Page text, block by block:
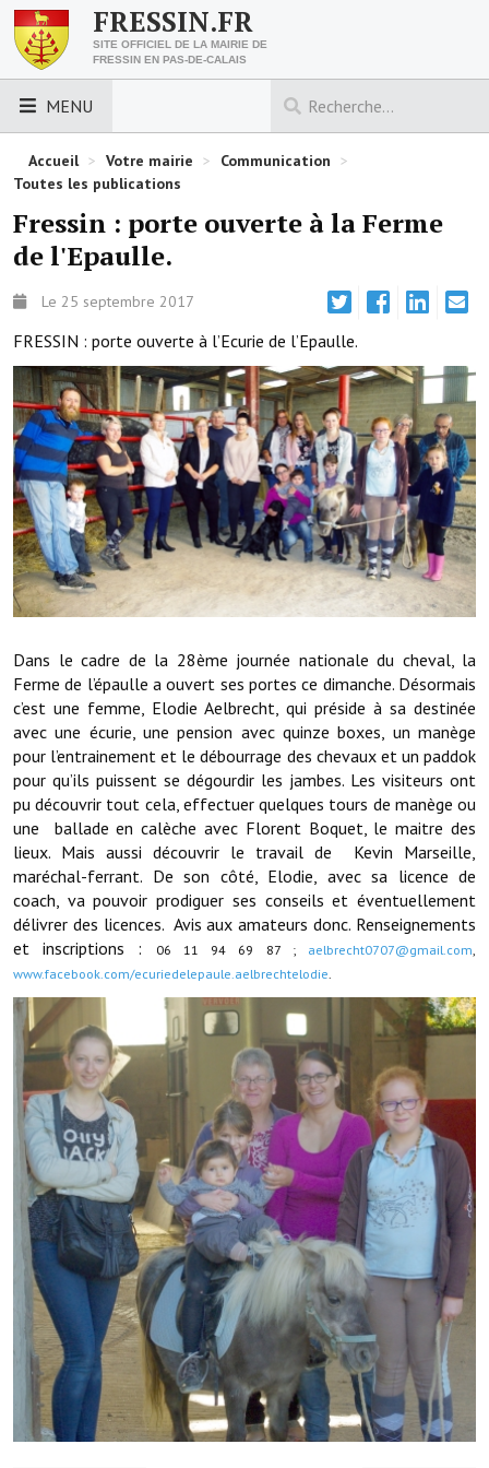
FRESSIN.FR
SITE OFFICIEL DE LA MAIRIE DE
FRESSIN EN PAS-DE-CALAIS
MENU
LES ESSENTIELS
Découvrez Fressin
Venir à Fressin
Urbanisme
Nous contacter
Horaires de la mairie
Les foulées fressinoises
ACCÈS RAPIDE
Démarches administratives
Projets et travaux en cours
Fêtes et manifestations
Numéros d'urgence
Terrains et maisons à vendre
VOTRE MAIRIE
Elus et agents
L'équipe municipale
Le personnel municipal
Les moyens financiers
Rapport d'orientation budgétaire
Actions et projets
Projets et travaux en cours
Procès verbaux des conseils municipaux
Communication
Le bulletin municipal : Fressinfo & Le Fressinois
Toutes les publications
Le village dans l'intercommunalité
Communauté de communes
Autres groupements
Accueil > Votre mairie > Communication >
Toutes les publications
Fressin : porte ouverte à la Ferme
de l'Epaulle.
Le 25 septembre 2017
FRESSIN : porte ouverte à l’Ecurie de l’Epaulle.
Dans le cadre de la 28ème journée nationale du cheval, la
Ferme de l’épaulle a ouvert ses portes ce dimanche. Désormais
c’est une femme, Elodie Aelbrecht, qui préside à sa destinée
avec une écurie, une pension avec quinze boxes, un manège
pour l’entrainement et le débourrage des chevaux et un paddok
pour qu’ils puissent se dégourdir les jambes. Les visiteurs ont
pu découvrir tout cela, effectuer quelques tours de manège ou
une ballade en calèche avec Florent Boquet, le maitre des
lieux. Mais aussi découvrir le travail de Kevin Marseille,
maréchal-ferrant. De son côté, Elodie, avec sa licence de
coach, va pouvoir prodiguer ses conseils et éventuellement
délivrer des licences. Avis aux amateurs donc. Renseignements
et inscriptions :
06 11 94 69 87 ; aelbrecht0707@gmail.com,
www.facebook.com/ecuriedelepaule.aelbrechtelodie.